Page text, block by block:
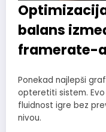
balans
framerate-a
Ponekad najlepši
opteretiti sistem.
fluidnost igre bez
nivou.